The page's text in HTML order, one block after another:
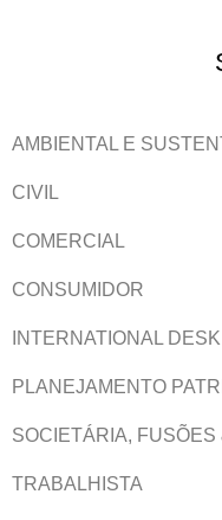
AMBIENTAL E
CIVIL
COMERCIAL
CONSUMIDOR
INTERNATIONAL
PLANEJAMENTO
SOCIETÁRIA, FUSÕES
TRABALHISTA